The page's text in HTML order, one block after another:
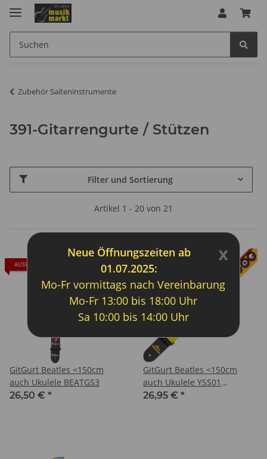
Zubehör Saiteninstrumente
391-Gitarrengurte / Stützen
Filter und Sortierung
Artikel 1 - 20 von 21
AUSVERKAUFT
GitGurt Beatles <150cm
auch Ukulele BEATGS3
26,50 € *
AUSVERKAUFT
GitGurt Beatles <150cm
auch Ukulele YSS01
YellSubm
26,95 € *
x
Neue Öffnungszeiten ab
01.07.2025:
Mo-Fr vormittags nach Vereinbarung
Mo-Fr 13:00 bis 18:00 Uhr
Sa 10:00 bis 14:00 Uhr